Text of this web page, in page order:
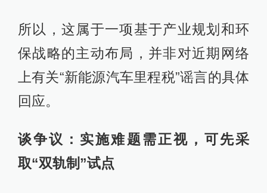
所以，这属于一项基于产业规划和环
保战略的主动布局，并非对近期网络
上有关“新能源汽车里程税”谣言的具体
回应。
谈争议：实施难题需正视，可先采
取“双轨制”试点